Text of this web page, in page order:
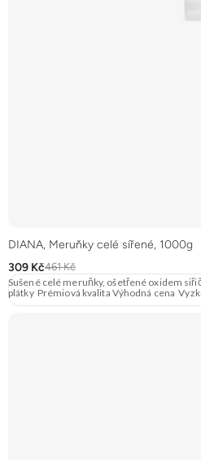
DIANA, Meruňky celé sířené, 1000g
309 Kč461 Kč
Sušené celé meruňky, ošetřené oxidem
plátky Prémiová kvalita Výhodná cena